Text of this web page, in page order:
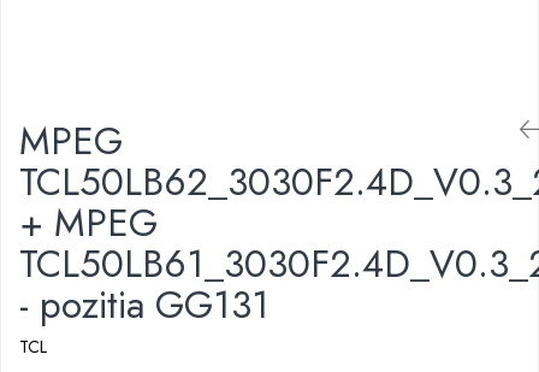
MPEG
+ MPEG
- pozitia GG131
TCL